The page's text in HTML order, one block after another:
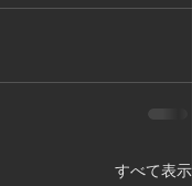
すべて表示